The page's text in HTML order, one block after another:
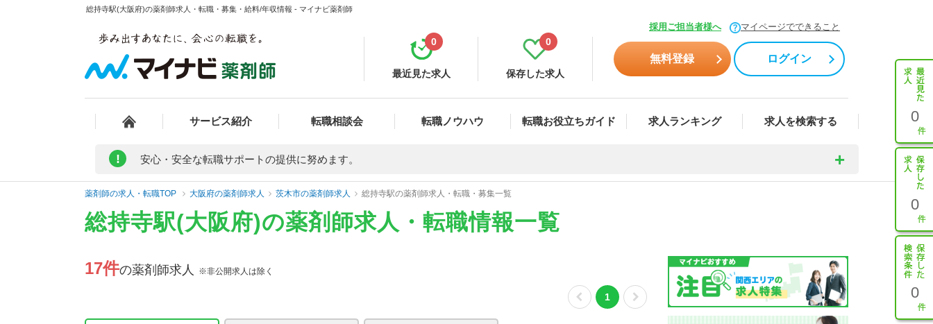
総持寺駅(大阪府)の薬剤師求人・転職・募集・給料/年収情報 - マイナビ薬剤師
採用ご担当者様へ マイページでできること
最近見た求人
0
保存した求人
0
無料登録 ログイン
サービス紹介 転職相談会 転職ノウハウ 転職お役立ちガイド 求人ランキング 求人を検索する 0
0
0
! 安心・安全な転職サポートの提供に努めます。
薬剤師の求人・転職TOP 大阪府の薬剤師求人 茨木市の薬剤師求人 総持寺駅の薬剤師求人・転職・募集一覧
総持寺駅(大阪府)の薬剤師求人・転職情報一覧
17件の薬剤師求人 ※非公開求人は除く
1